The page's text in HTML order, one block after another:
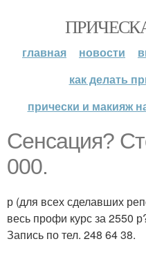
главная новости
как делать
прически и макияж
Сенсация?
000.
р (для всех сделавших
весь профи курс за 2550
Запись по тел. 248 64 38.